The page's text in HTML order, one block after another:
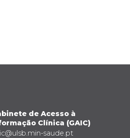
de Acesso à
Clínica (GAIC)
saude.pt